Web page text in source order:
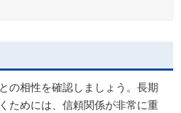
の相性を確認しましょう。長期
ためには、信頼関係が非常に重